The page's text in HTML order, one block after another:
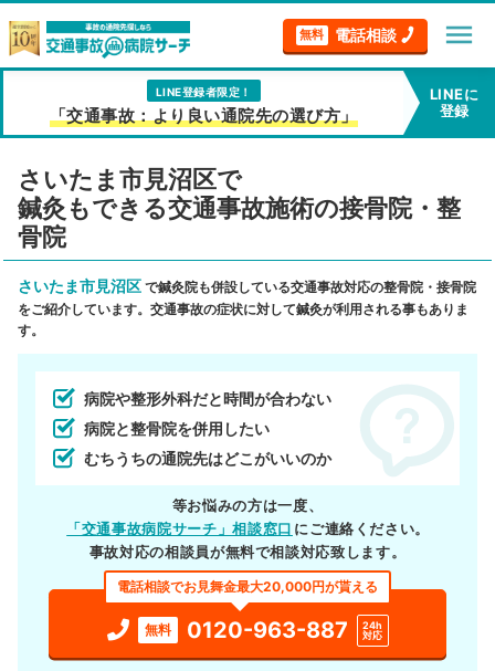
無料 電話相談 menu
LINE登録者限定！
「交通事故：より良い通院先の選び方」
LINEに
登録
さいたま市見沼区で
鍼灸もできる交通事故施術の接骨院・整
骨院
さいたま市見沼区 で鍼灸院も併設している交通事故対応の整骨院・接骨院
をご紹介しています。交通事故の症状に対して鍼灸が利用される事もありま
す。
病院や整形外科だと時間が合わない
病院と整骨院を併用したい
むちうちの通院先はどこがいいのか
等お悩みの方は一度、
「交通事故病院サーチ」相談窓口 にご連絡ください。
事故対応の相談員が無料で相談対応致します。
電話相談でお見舞金最大20,000円が貰える
無料 0120-963-887
24h
対応